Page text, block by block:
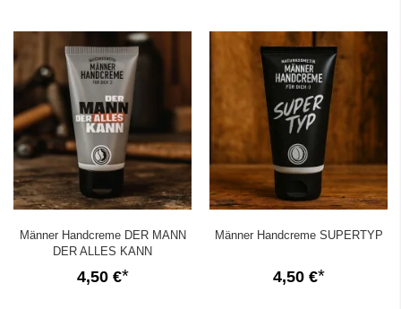
Männer Handcreme DER MANN
DER ALLES KANN
4,50 €
Männer Handcreme SUPERTYP
4,50 €